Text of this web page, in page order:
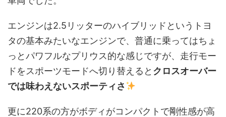
エンジンは2.5リッターのハイブリッドというトヨ
タの基本みたいなエンジンで、普通に乗ってはちょ
っとパワフルなプリウス的な感じですが、走行モー
ドをスポーツモードへ切り替えると クロスオーバー
では味わえないスポーティさ
更に220系の方がボディがコンパクトで剛性感が高